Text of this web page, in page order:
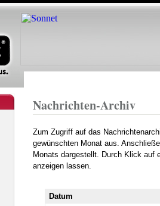
Direkt
zum
Nachrichten-Archiv
Zum Zugriff auf das
gewünschten Monat aus.
Monats dargestellt. Durch Klick auf
anzeigen lassen.
Datum